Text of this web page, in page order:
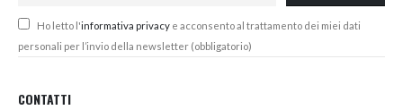
Ho letto l'informativa privacy e acconsento al trattamento dei miei dati
personali per l’invio della newsletter (obbligatorio)
CONTATTI